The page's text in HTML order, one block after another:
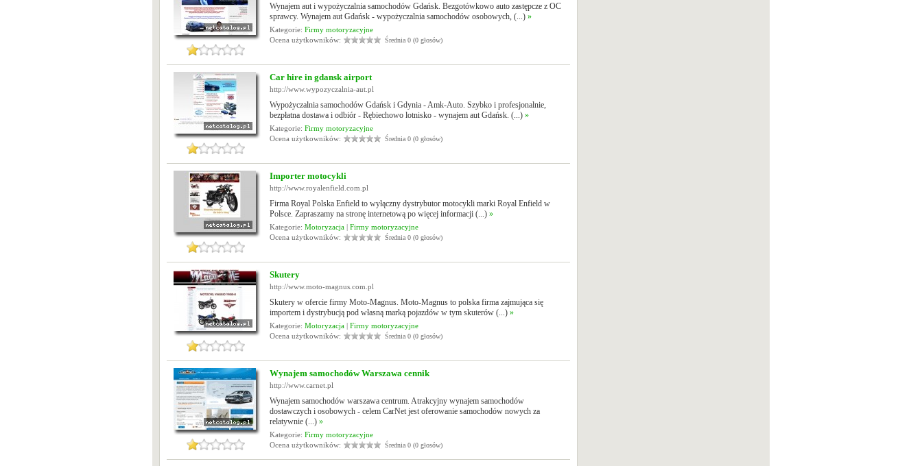
Wynajem aut i wypożyczalnia samochodów Gdańsk. Bezgotówkowo auto zastępcze z OC
sprawcy. Wynajem aut Gdańsk - wypożyczalnia samochodów osobowych, (...) »
Kategorie: Firmy motoryzacyjne
Ocena użytkowników:
Średnia 0 (0 głosów)
Car hire in gdansk airport
http://www.wypozyczalnia-aut.pl
Wypożyczalnia samochodów Gdańsk i Gdynia - Amk-Auto. Szybko i profesjonalnie,
bezpłatna dostawa i odbiór - Rębiechowo lotnisko - wynajem aut Gdańsk. (...) »
Kategorie: Firmy motoryzacyjne
Ocena użytkowników:
Średnia 0 (0 głosów)
Importer motocykli
http://www.royalenfield.com.pl
Firma Royal Polska Enfield to wyłączny dystrybutor motocykli marki Royal Enfield w
Polsce. Zapraszamy na stronę internetową po więcej informacji (...) »
Kategorie: Motoryzacja | Firmy motoryzacyjne
Ocena użytkowników:
Średnia 0 (0 głosów)
Skutery
http://www.moto-magnus.com.pl
Skutery w ofercie firmy Moto-Magnus. Moto-Magnus to polska firma zajmująca się
importem i dystrybucją pod własną marką pojazdów w tym skuterów (...) »
Kategorie: Motoryzacja | Firmy motoryzacyjne
Ocena użytkowników:
Średnia 0 (0 głosów)
Wynajem samochodów Warszawa cennik
http://www.carnet.pl
Wynajem samochodów warszawa centrum. Atrakcyjny wynajem samochodów
dostawczych i osobowych - celem CarNet jest oferowanie samochodów nowych za
relatywnie (...) »
Kategorie: Firmy motoryzacyjne
Ocena użytkowników:
Średnia 0 (0 głosów)